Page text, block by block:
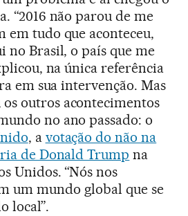
“2016 não parou de me
em tudo que aconteceu,
no Brasil, o país que me
na única referência
em sua intervenção. Mas
outros acontecimentos
no ano passado: o
, a votação do não na
de Donald Trump na
Unidos. “Nós nos
um mundo global que se
local”.